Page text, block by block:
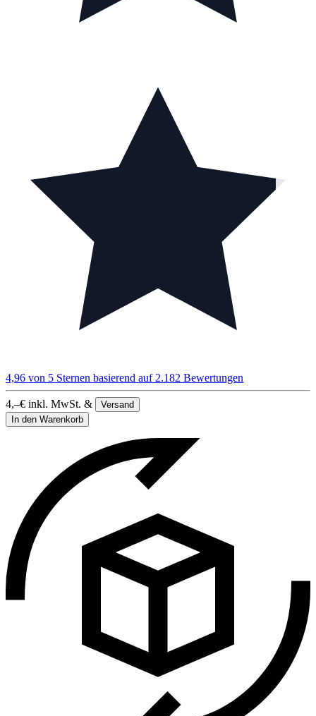
4,96 von 5 Sternen basierend auf 2.182 Bewertungen
4,–€ inkl. MwSt. &
Versand
In den Warenkorb